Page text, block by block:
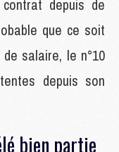
depuis de
que ce soit
salaire, le n°10
depuis son
bien partie